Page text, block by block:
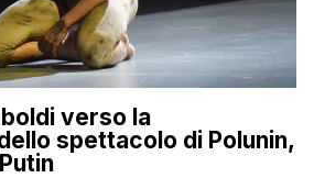
verso la
spettacolo di Polunin,